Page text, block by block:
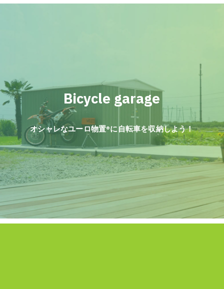
Bicycle garage
オシャレなユーロ物置®︎に自転車を収納しよう！